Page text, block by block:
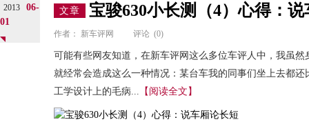
2013
06-
01
文章 宝骏630小长测（4）心得：
作者： 新车评网 评论 (0)
可能有些网友知道，在新车评网这么多位车评人中，我虽
就经常会造成这么一种情况：某台车我的同事们坐上去都
工学设计上的毛病... 【阅读全文】